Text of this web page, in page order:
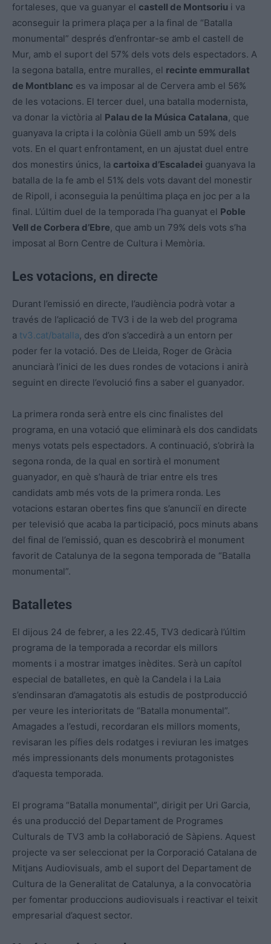
fortaleses, que va guanyar el castell de Montsoriu i va
aconseguir la primera plaça per a la final de “Batalla
monumental” després d’enfrontar-se amb el castell de
Mur, amb el suport del 57% dels vots dels espectadors. A
la segona batalla, entre muralles, el recinte emmurallat
de Montblanc es va imposar al de Cervera amb el 56%
de les votacions. El tercer duel, una batalla modernista,
va donar la victòria al Palau de la Música Catalana, que
guanyava la cripta i la colònia Güell amb un 59% dels
vots. En el quart enfrontament, en un ajustat duel entre
dos monestirs únics, la cartoixa d’Escaladei guanyava la
batalla de la fe amb el 51% dels vots davant del monestir
de Ripoll, i aconseguia la penúltima plaça en joc per a la
final. L’últim duel de la temporada l’ha guanyat el Poble
Vell de Corbera d’Ebre, que amb un 79% dels vots s’ha
imposat al Born Centre de Cultura i Memòria.
Les votacions, en directe
Durant l’emissió en directe, l’audiència podrà votar a
través de l’aplicació de TV3 i de la web del programa
a tv3.cat/batalla, des d’on s’accedirà a un entorn per
poder fer la votació. Des de Lleida, Roger de Gràcia
anunciarà l’inici de les dues rondes de votacions i anirà
seguint en directe l’evolució fins a saber el guanyador.
La primera ronda serà entre els cinc finalistes del
programa, en una votació que eliminarà els dos candidats
menys votats pels espectadors. A continuació, s’obrirà la
segona ronda, de la qual en sortirà el monument
guanyador, en què s’haurà de triar entre els tres
candidats amb més vots de la primera ronda. Les
votacions estaran obertes fins que s’anunciï en directe
per televisió que acaba la participació, pocs minuts abans
del final de l’emissió, quan es descobrirà el monument
favorit de Catalunya de la segona temporada de “Batalla
monumental”.
Batalletes
El dijous 24 de febrer, a les 22.45, TV3 dedicarà l’últim
programa de la temporada a recordar els millors
moments i a mostrar imatges inèdites. Serà un capítol
especial de batalletes, en què la Candela i la Laia
s’endinsaran d’amagatotis als estudis de postproducció
per veure les interioritats de “Batalla monumental”.
Amagades a l’estudi, recordaran els millors moments,
revisaran les pífies dels rodatges i reviuran les imatges
més impressionants dels monuments protagonistes
d’aquesta temporada.
El programa “Batalla monumental”, dirigit per Uri Garcia,
és una producció del Departament de Programes
Culturals de TV3 amb la col·laboració de Sàpiens. Aquest
projecte va ser seleccionat per la Corporació Catalana de
Mitjans Audiovisuals, amb el suport del Departament de
Cultura de la Generalitat de Catalunya, a la convocatòria
per fomentar produccions audiovisuals i reactivar el teixit
empresarial d’aquest sector.